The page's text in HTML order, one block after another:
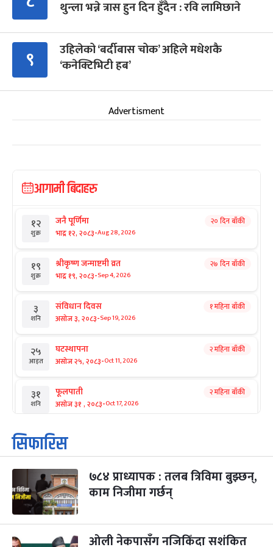
थुन्ला भन्ने त्रास हुन दिन हुँदैन : रवि लामिछाने
९
उहिलेको ‘बर्दीबास चोक’ अहिले मधेशकै
‘कनेक्टिभिटी हब’
Advertisment
आगामी बिदाहरु
१२
शुक्र
जनै पूर्णिमा
भाद्र १२, २०८३-Aug 28, 2026
२० दिन बाँकी
१९
शुक्र
श्रीकृष्ण जन्माष्टमी व्रत
भाद्र १९, २०८३-Sep 4, 2026
२७ दिन बाँकी
३
शनि
संविधान दिवस
असोज ३, २०८३-Sep 19, 2026
१ महिना बाँकी
२५
आइत
घटस्थापना
असोज २५, २०८३-Oct 11, 2026
२ महिना बाँकी
३१
शनि
फूलपाती
असोज ३१ , २०८३-Oct 17, 2026
२ महिना बाँकी
१
आइत
कार्तिक सङ्क्रान्ति
कार्तिक १, २०८३
३
मंगल
महानवमी
कार्तिक ३, २०८३-Oct 20, 2026
२ महिना बाँकी
४
कार्तिक ४, २०८३ Oct 21, 2026
सिफारिस
७८४ प्राध्यापक : तलब त्रिविमा बुझ्छन्,
काम निजीमा गर्छन्
ओली नेकपासँग नजिकिँदा सशंकित